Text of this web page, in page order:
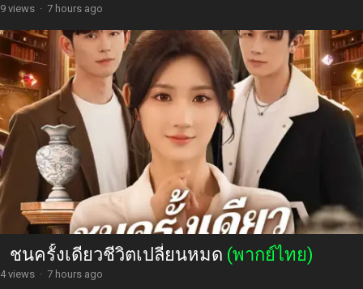
9 views · 7 hours ago
ชนครั้งเดียวชีวิตเปลี่ยนหมด (พากย์ไทย)
4 views · 7 hours ago